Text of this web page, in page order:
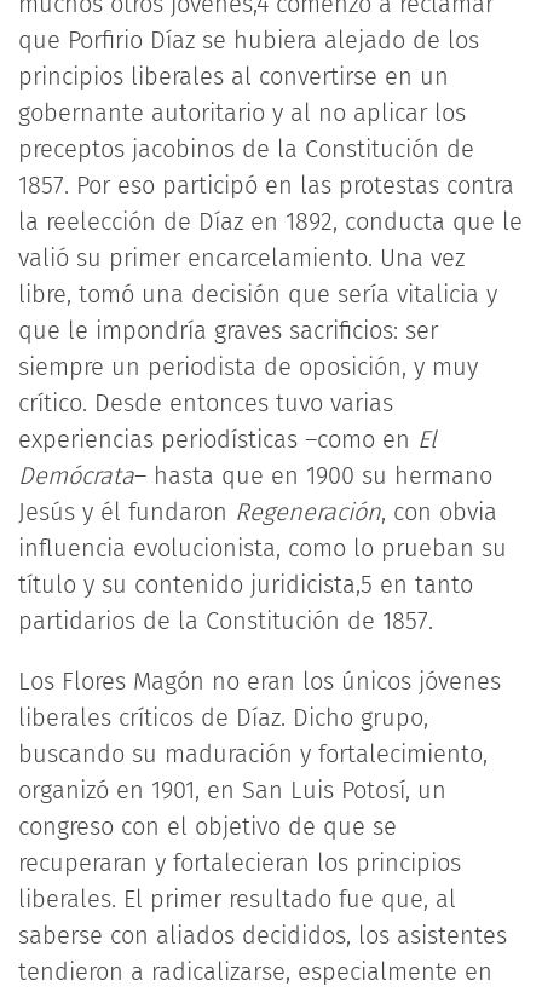
que Porfirio Díaz se hubiera alejado de los
principios liberales al convertirse en un
gobernante autoritario y al no aplicar los
preceptos jacobinos de la Constitución de
1857. Por eso participó en las protestas contra
la reelección de Díaz en 1892, conducta que le
valió su primer encarcelamiento. Una vez
libre, tomó una decisión que sería vitalicia y
que le impondría graves sacrificios: ser
siempre un periodista de oposición, y muy
crítico. Desde entonces tuvo varias
experiencias periodísticas –como en El
Demócrata– hasta que en 1900 su hermano
Jesús y él fundaron Regeneración, con obvia
influencia evolucionista, como lo prueban su
título y su contenido juridicista,5 en tanto
partidarios de la Constitución de 1857.
Los Flores Magón no eran los únicos jóvenes
liberales críticos de Díaz. Dicho grupo,
buscando su maduración y fortalecimiento,
organizó en 1901, en San Luis Potosí, un
congreso con el objetivo de que se
recuperaran y fortalecieran los principios
liberales. El primer resultado fue que, al
saberse con aliados decididos, los asistentes
tendieron a radicalizarse, especialmente en